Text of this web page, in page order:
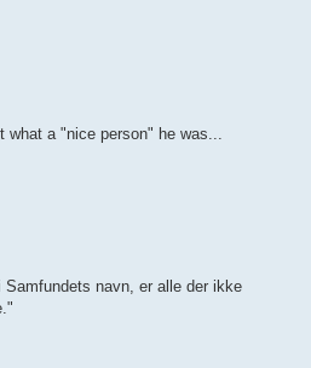
a "nice person" he was...
navn, er alle der ikke